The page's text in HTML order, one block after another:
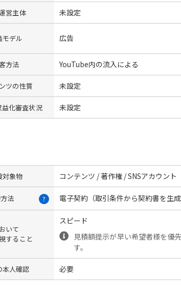
営主体 未設定
モデル 広告
方法 YouTube内の流入による
ツの性質 未設定
益化審査状況 未設定
対象物 コンテンツ / 著作権 / SNSアカウント
法 ? 電子契約（取引条件から契約書を生成
いて
すること
スピード
見積額提示が早い希望者様を優
す。
本人確認 必要